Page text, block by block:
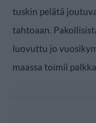
tuskin pelätä
tahtoaan.
luovuttu jo
maassa toimii